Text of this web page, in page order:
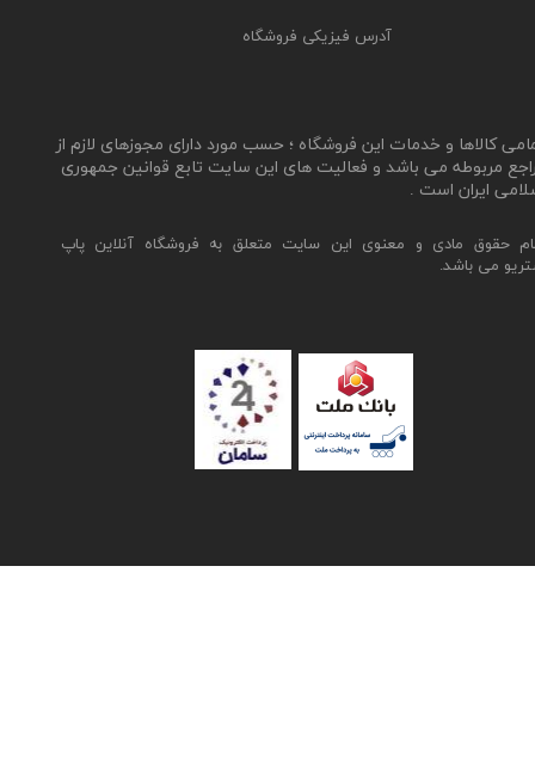
حقوق مادی و معنوی این سایت متعلق به فروشگاه آنلاین پاپ
می باشد.
آدرس فیزیکی فروشگاه
کالاها و خدمات این فروشگاه ؛ حسب مورد دارای مجوزهای لازم از
مربوطه می باشد و فعالیت های این سایت تابع قوانین جمهوری
ایران است .